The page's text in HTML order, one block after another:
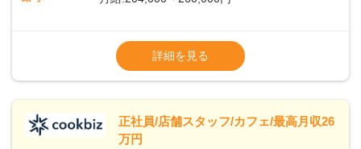
よ♪あなたも、無理なくステップアップできる環境で、少しず
つ成長していきませんか？
ます・東日本エリア：月給21万4000～27万
※経験・スキルを考慮の上、決定します。
※別途、残業代および各種手当あり
※試用期間なし
■店長職： ・西日本／月給26万7500円
詳細を見る
正社員/店舗スタッフ/カフェ/最高月収26
万円